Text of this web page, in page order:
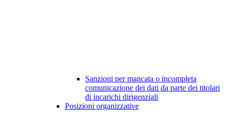
Sanzioni per mancata o incompleta
comunicazione dei dati da parte dei titolari
di incarichi dirigenziali
Posizioni organizzative